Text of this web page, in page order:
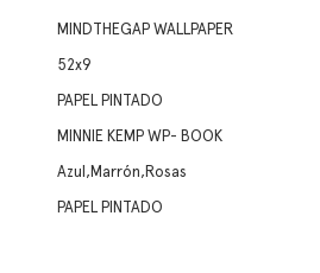
MINDTHEGAP WALLPAPER
52x9
PAPEL PINTADO
MINNIE KEMP WP- BOOK
Azul,Marrón,Rosas
PAPEL PINTADO